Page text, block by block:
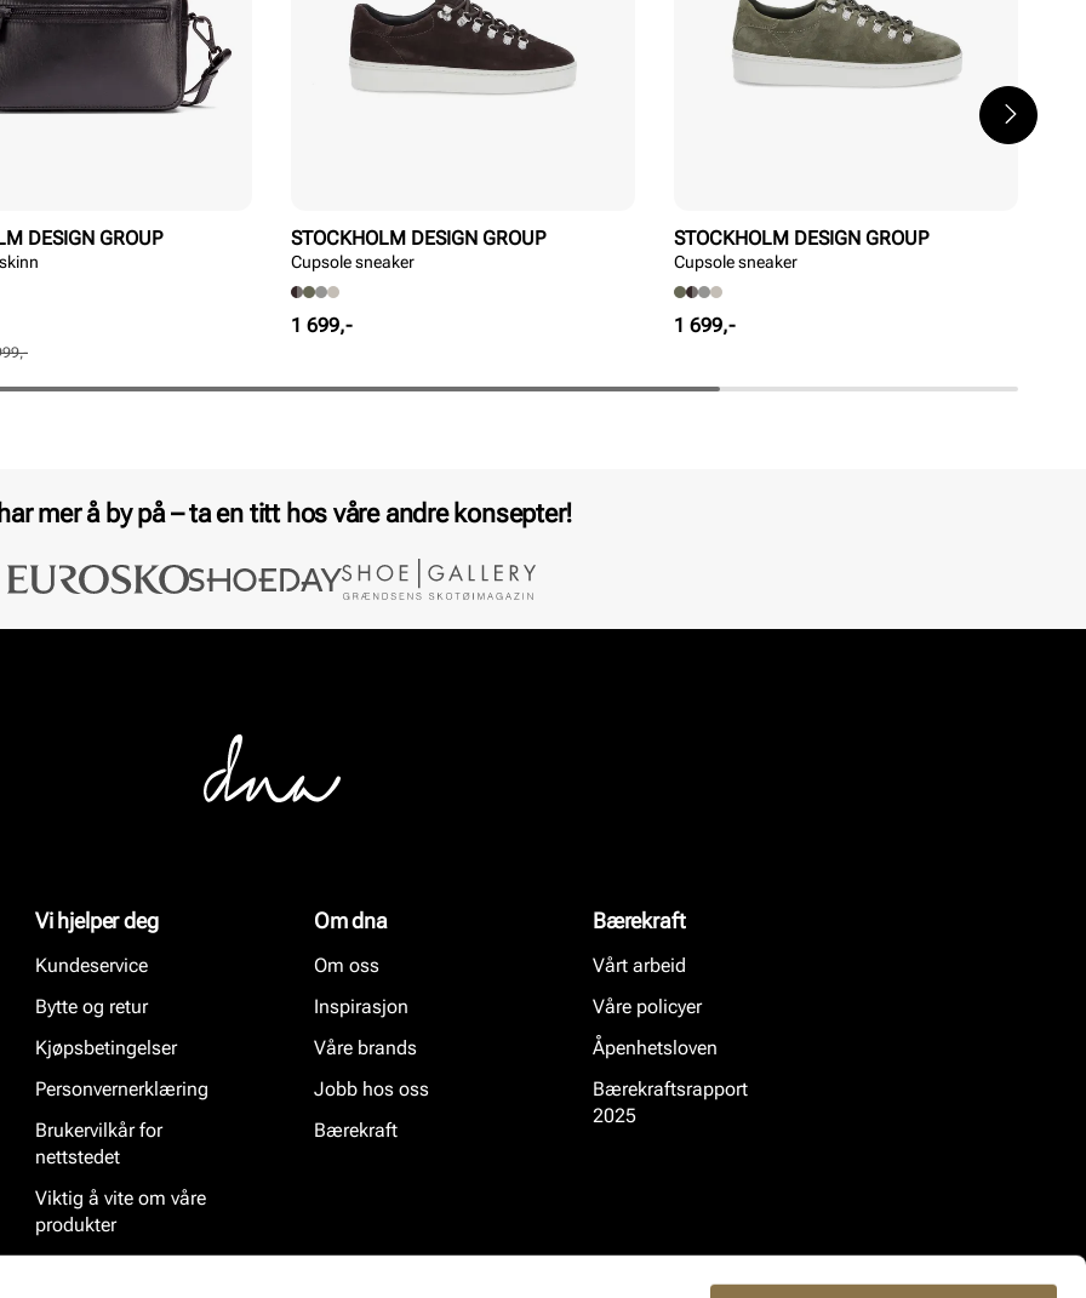
DESIGN GROUP STOCKHOLM DESIGN GROUP
Cupsole sneaker
Pris
1 699,-
STOCKHOLM DESIGN GROUP
Cupsole sneaker
Pris
1 699,-
mer å by på – ta en titt hos våre andre konsepter!
Vi hjelper deg
Kundeservice
Bytte og retur
Kjøpsbetingelser
Personvernerklæring
Brukervilkår for
nettstedet
Viktig å vite om våre
produkter
Om dna
Om oss
Inspirasjon
Våre brands
Jobb hos oss
Bærekraft
Bærekraft
Vårt arbeid
Våre policyer
Åpenhetsloven
Bærekraftsrapport
2025